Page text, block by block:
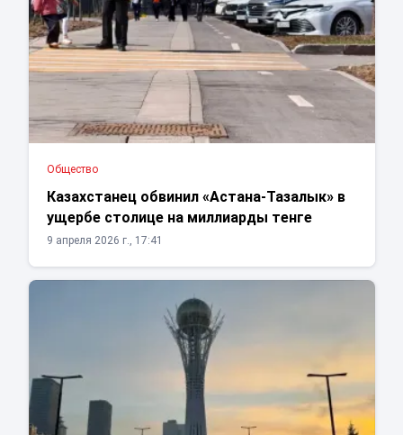
Общество
Казахстанец обвинил «Астана-Тазалык» в
ущербе столице на миллиарды тенге
9 апреля 2026 г., 17:41